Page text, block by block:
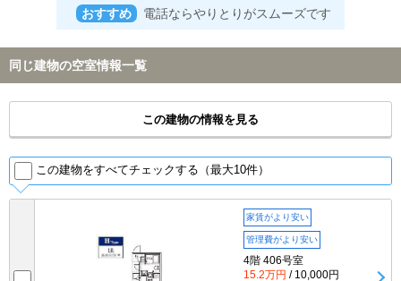
おすすめ 電話ならやりとりがスムーズです
同じ建物の空室情報一覧
この建物の情報を見る
この建物をすべてチェックする（最大10件）
家賃がより安い
管理費がより安い
4階 406号室
15.2万円 / 10,000円